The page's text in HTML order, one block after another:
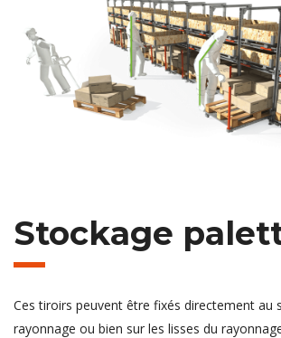
Stockage
Ces tiroirs peuvent être fixés directement au
rayonnage ou bien sur les lisses du